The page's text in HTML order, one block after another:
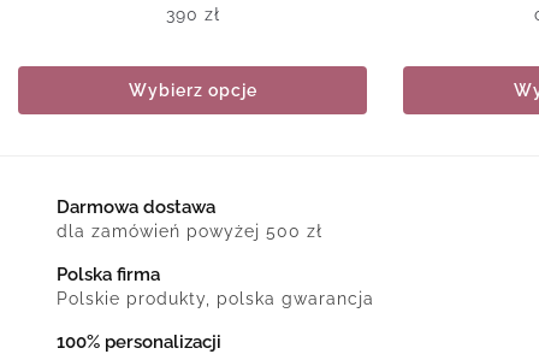
390 zł
Wybierz opcje
Darmowa dostawa
dla zamówień powyżej 500 zł
Polska firma
Polskie produkty, polska gwarancja
100% personalizacji